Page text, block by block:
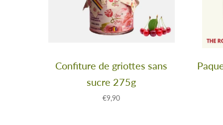
Confiture de griottes sans
sucre 275g
€9,90